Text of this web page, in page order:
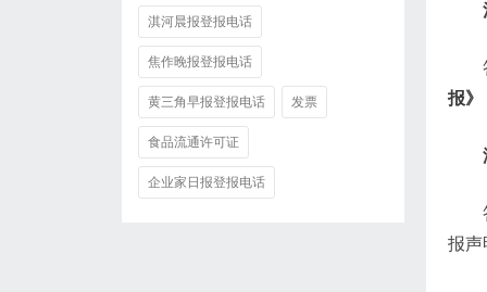
报》
报声
淇河晨报登报电话
焦作晚报登报电话
黄三角早报登报电话 发票
食品流通许可证
企业家日报登报电话